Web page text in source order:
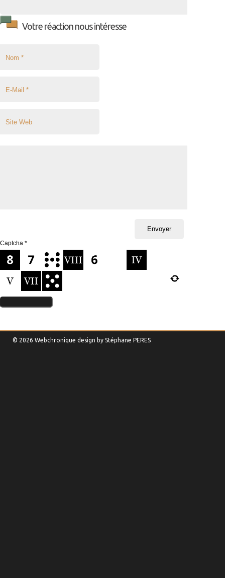
Votre réaction nous intéresse
Captcha *
© 2026 Webchronique design by Stéphane PERES